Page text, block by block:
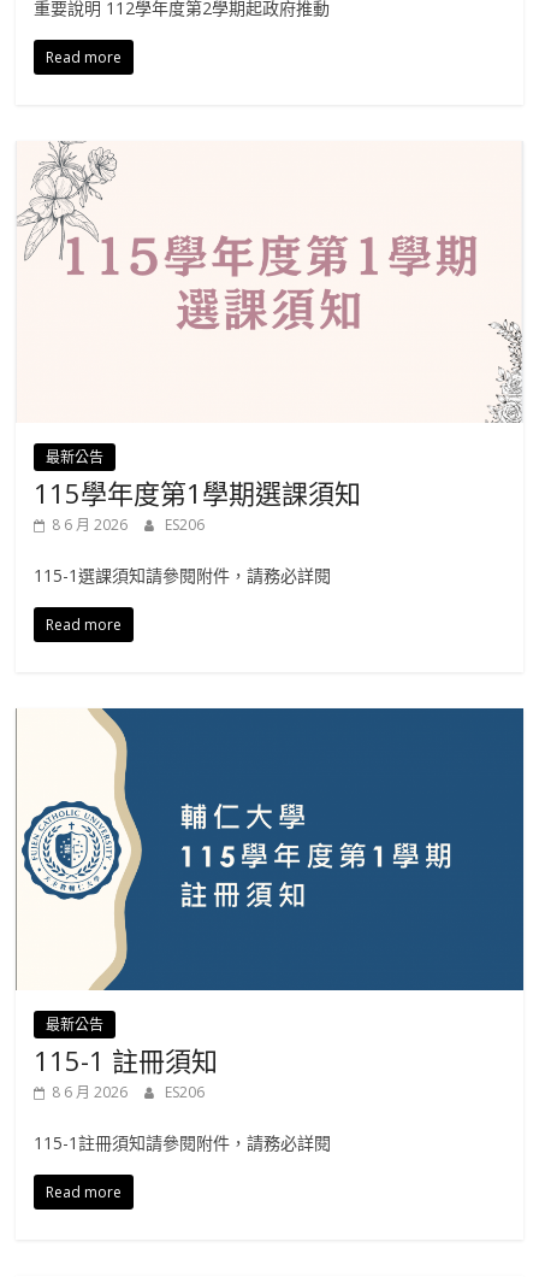
重要說明 112學年度第2學期起政府推動
Read more
最新公告
115學年度第1學期選課須知
8 6 月 2026 ES206
115-1選課須知請參閱附件，請務必詳閱
Read more
最新公告
115-1 註冊須知
8 6 月 2026 ES206
115-1註冊須知請參閱附件，請務必詳閱
Read more